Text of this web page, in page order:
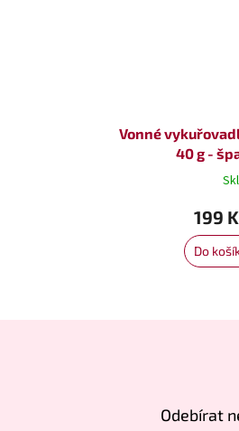
Vonné
40 g -
199
Do
Odebírat